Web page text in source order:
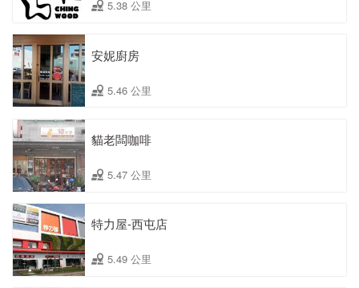
5.38 公里
安妮廚房
5.46 公里
貓老闆咖啡
5.47 公里
特力屋-西屯店
5.49 公里